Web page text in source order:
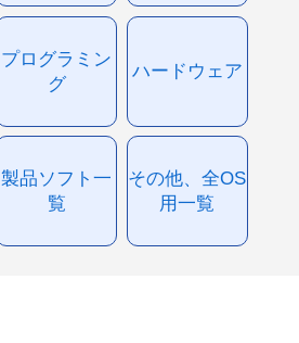
プログラミン
グ
ハードウェア
製品ソフト一
覧
その他、全OS
用一覧